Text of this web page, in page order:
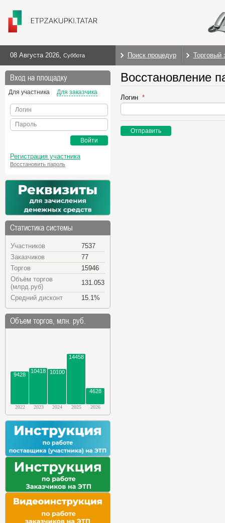
08 Августа 2026, Суббота Поиск процедур Торговый
Вход на площадку
Для участника Для заказчика
Логин
Пароль
Войти
Регистрация участника
Восстановить пароль
Статистика системы
Участников
7537
Заказчиков
77
Торгов
15946
Объём торгов
(млрд.руб)
131.053
Средний дисконт
15.1%
Объем торгов, млн. руб.
9428
10418 10100
14458
4628
2022 2023 2024 2025 2026
Восстановление
Логин
Отправить